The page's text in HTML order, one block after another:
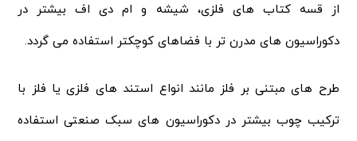
از قسه کتاب های فلزی، شیشه و ام دی اف بیشتر در
دکوراسیون های مدرن تر با فضاهای کوچکتر استفاده می گردد.
طرح های مبتنی بر فلز مانند انواع استند های فلزی یا فلز با
ترکیب چوب بیشتر در دکوراسیون های سبک صنعتی استفاده